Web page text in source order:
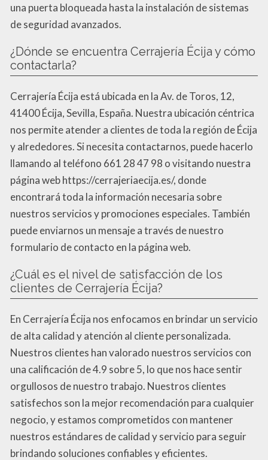
una puerta bloqueada hasta la instalación de sistemas
de seguridad avanzados.
¿Dónde se encuentra Cerrajería Écija y cómo
contactarla?
Cerrajería Écija está ubicada en la Av. de Toros, 12,
41400 Écija, Sevilla, España. Nuestra ubicación céntrica
nos permite atender a clientes de toda la región de Écija
y alrededores. Si necesita contactarnos, puede hacerlo
llamando al teléfono 661 28 47 98 o visitando nuestra
página web https://cerrajeriaecija.es/, donde
encontrará toda la información necesaria sobre
nuestros servicios y promociones especiales. También
puede enviarnos un mensaje a través de nuestro
formulario de contacto en la página web.
¿Cuál es el nivel de satisfacción de los
clientes de Cerrajería Écija?
En Cerrajería Écija nos enfocamos en brindar un servicio
de alta calidad y atención al cliente personalizada.
Nuestros clientes han valorado nuestros servicios con
una calificación de 4.9 sobre 5, lo que nos hace sentir
orgullosos de nuestro trabajo. Nuestros clientes
satisfechos son la mejor recomendación para cualquier
negocio, y estamos comprometidos con mantener
nuestros estándares de calidad y servicio para seguir
brindando soluciones confiables y eficientes.